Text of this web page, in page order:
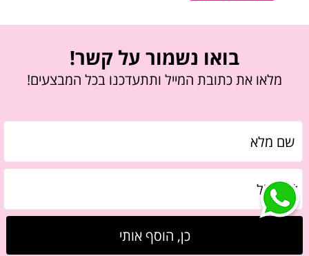
בואו נשמור על קשר!
מלאו את כתובת המייל ותתעדכנו בכל המבצעים!